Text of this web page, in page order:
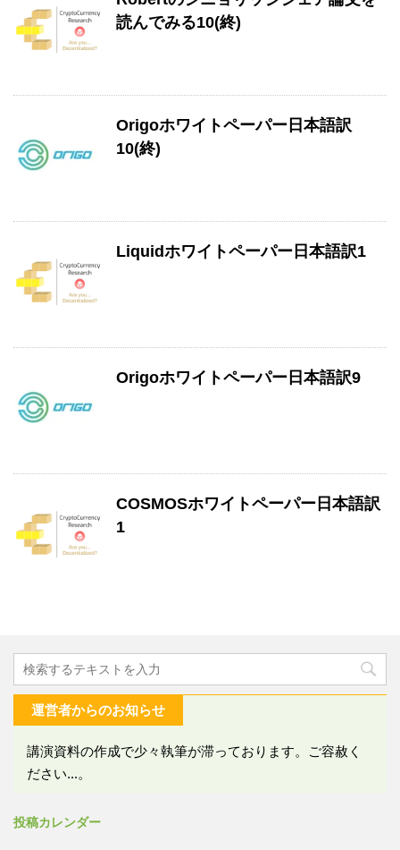
読んでみる10(終)
Origoホワイトペーパー日本語訳
10(終)
Liquidホワイトペーパー日本語訳1
Origoホワイトペーパー日本語訳9
COSMOSホワイトペーパー日本語訳
1
運営者からのお知らせ
講演資料の作成で少々執筆が滞っております。ご容赦く
ださい...。
投稿カレンダー